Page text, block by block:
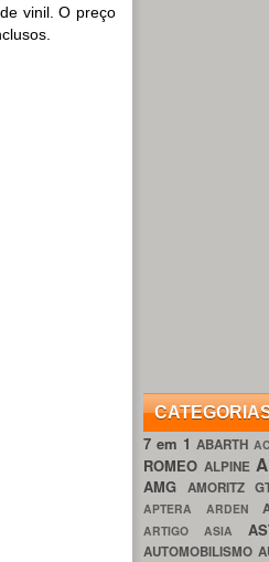
vinil. O preço
7 em 1ABARTH
ROMEOALPINE
AMG AMORITZ
APTERA ARDEN
ARTIGO ASIA
AUTOMOBILISMO